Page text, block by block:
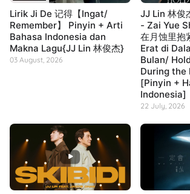
Lirik Ji De 记得【Ingat/
Remember】 Pinyin + Arti
Bahasa Indonesia dan
Makna Lagu{JJ Lin 林俊杰}
03 August, 2026
JJ Lin 林俊
- Zai Yue
在月蚀里抱
Erat di
Bulan/
During the
[Pinyin +
Indonesia]
22 July, 2026